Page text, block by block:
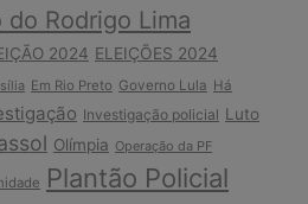
do Rodrigo Lima
2024 ELEIÇÕES 2024
Em Rio Preto Governo Lula Há
Investigação policial Luto
Olímpia Operação da PF
Plantão Policial